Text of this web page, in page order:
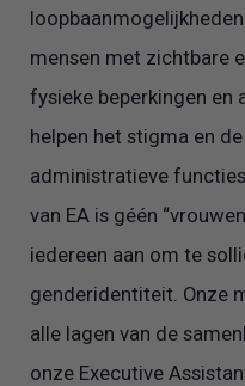
mensen met zichtbare
fysieke beperkingen en
helpen het stigma en
administratieve
van EA is géén
iedereen aan om te
genderidentiteit. Onze
alle lagen van de
onze Executive